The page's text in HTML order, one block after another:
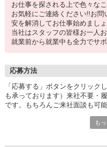
お仕事を探される上で色々な
お気軽にご連絡ください!!お
安を解消してお仕事始めまし
当社はスタッフの皆様お一人
就業前から就業中も全力でサ
応募方法
「応募する」ボタンをクリック
も承っております）来社不要・
です。もちろんご来社面談も可
も